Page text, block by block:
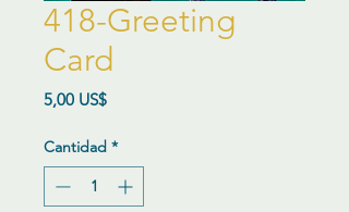
418-Greeting
Card
5,00 US$Precio
Cantidad *